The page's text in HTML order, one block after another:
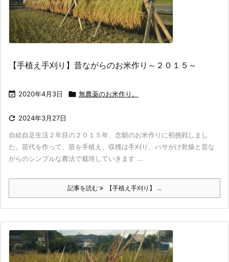
【手植え手刈り】昔ながらのお米作り～２０１５～
 2020年4月3日  無農薬のお米作り。
 2024年3月27日
自給自足生活２年目の２０１５年、念願のお米作りに初挑戦しまし
た。苗代を作って、苗を手植え、収穫は手刈り、ハサがけ乾燥と昔な
がらのシンプルな農法で栽培していきます ...
記事を読む 【手植え手刈り】 ...